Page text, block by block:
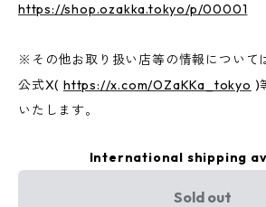
https://shop.ozakka.tokyo/p/00001
※その他お取り扱い店等の情報について
公式X( https://x.com/OZaKKa_tokyo )
いたします。
International shipping
Sold out